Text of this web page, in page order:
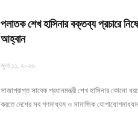
পলাতক শেখ হাসিনার বক্তব্য প্রচারে
আহ্বান
জুলা ১১, ২০২৬
সাজাপ্রাপ্ত সাবেক প্রধানমন্ত্রী শেখ হাসিনার কোনো
করতে দেশের সব গণমাধ্যম ও সামাজিক যোগাযোগমাধ্যম